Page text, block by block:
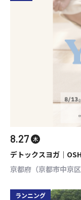
8.27 木
デトックスヨガ｜
京都府（京都市中京区
ランニング